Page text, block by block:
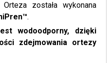
została wykonana
.
wodoodporny, dzięki
zdejmowania ortezy